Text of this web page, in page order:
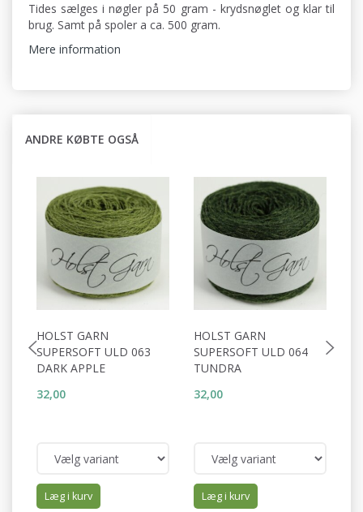
Tides sælges i nøgler på 50 gram - krydsnøglet og klar til
brug. Samt på spoler a ca. 500 gram.
Mere information
ANDRE KØBTE OGSÅ
HOLST GARN
SUPERSOFT ULD 063
DARK APPLE
32,00
Læg i kurv
HOLST GARN
SUPERSOFT ULD 064
TUNDRA
32,00
Læg i kurv